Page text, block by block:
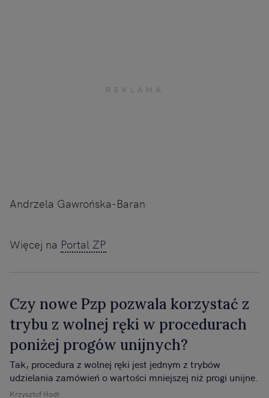
Andrzela Gawrońska-Baran
Więcej na Portal ZP
Czy nowe Pzp pozwala korzystać z
trybu z wolnej ręki w procedurach
poniżej progów unijnych?
Krzysztof Hodt
Tak, procedura z wolnej ręki jest jednym z trybów
udzielania zamówień o wartości mniejszej niż progi unijne.